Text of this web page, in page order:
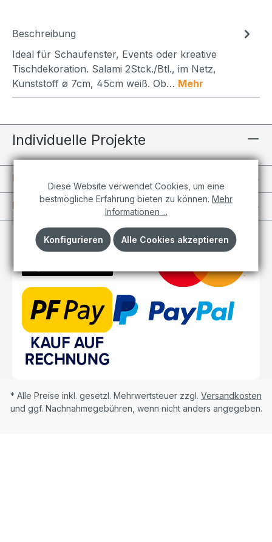
Beschreibung
Ideal für Schaufenster, Events oder kreative
Tischdekoration. Salami 2Stck./Btl., im Netz,
Kunststoff ø 7cm, 45cm weiß. Ob… Mehr
Individuelle Projekte
Informationen
Kundenkonto
* Alle Preise inkl. gesetzl. Mehrwertsteuer zzgl. Versandkosten
und ggf. Nachnahmegebühren, wenn nicht anders angegeben.
Diese Website verwendet Cookies, um eine
bestmögliche Erfahrung bieten zu können. Mehr
Informationen ...
Konfigurieren Alle Cookies akzeptieren